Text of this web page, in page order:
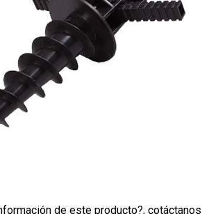
de este producto?, cotáctanos